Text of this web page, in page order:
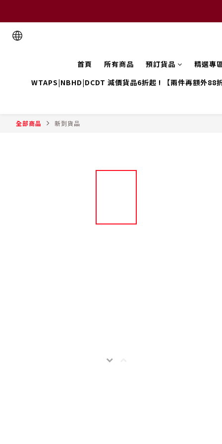
首頁 所有商品 預訂貨品
精選專
WTAPS|NBHD|DCDT 減價貨品6折起 ! 【兩件再額外88
全部商品 新到貨品